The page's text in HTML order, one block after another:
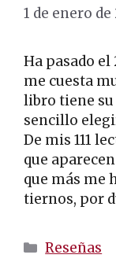
1 de enero de
Ha pasado
me cuesta
libro tiene
sencillo
De mis 111
que
que más me
tiernos, por
Categorías
Reseñas